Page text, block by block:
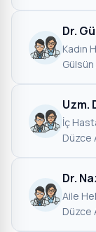
Dr.
Kadın
Uzm.
İç
Düzce
Dr.
Aile
Düzce